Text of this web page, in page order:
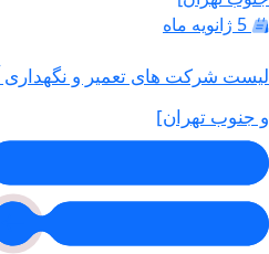
لیست شرکت های تعمیر و
و جنوب تهران]